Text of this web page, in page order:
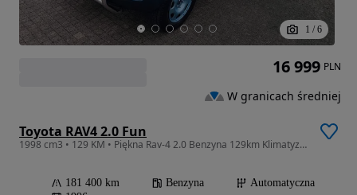
1 / 6
Toyota RAV4 2.0 Fun
1998 cm3 • 129 KM • Piękna Rav-4 2.0 Benzyna 129km Klimatyzacja Szyberdach 4x4
181 400 km Benzyna
Automatyczna
16 999 PLN
W granicach średniej